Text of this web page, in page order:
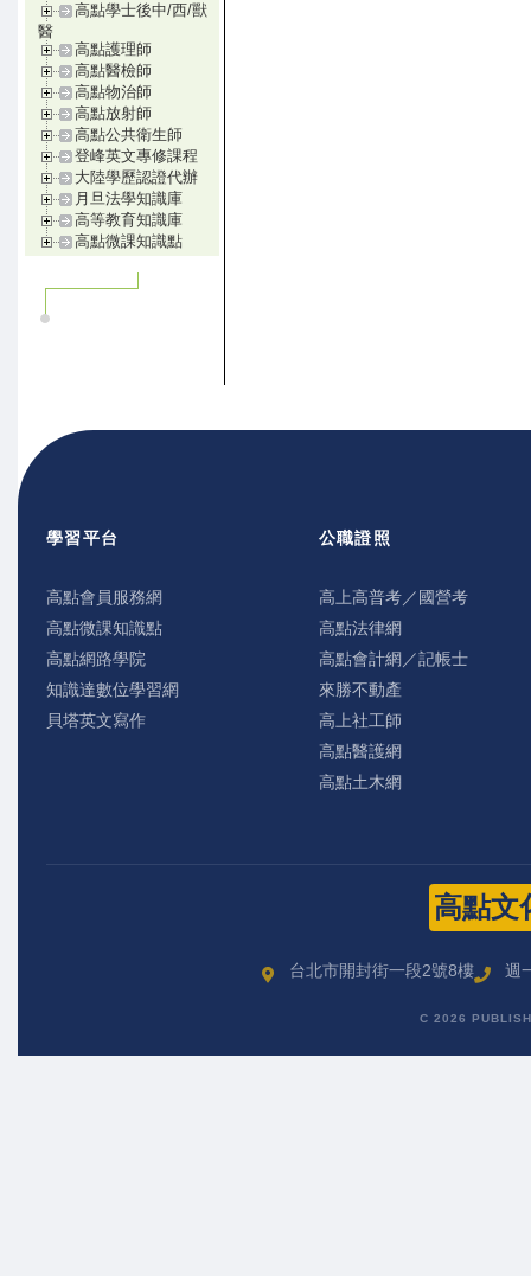
高點學士後中/西/獸
醫
高點護理師
高點醫檢師
高點物治師
高點放射師
高點公共衛生師
登峰英文專修課程
大陸學歷認證代辦
月旦法學知識庫
高等教育知識庫
高點微課知識點
學習平台
高點會員服務網
高點微課知識點
高點網路學院
知識達數位學習網
貝塔英文寫作
公職證照
高上高普考／國營考
高點法律網
高點會計網／記帳士
來勝不動產
高上社工師
高點醫護網
高點土木網
高點文
台北市開封街一段2號8樓 週
C 2026